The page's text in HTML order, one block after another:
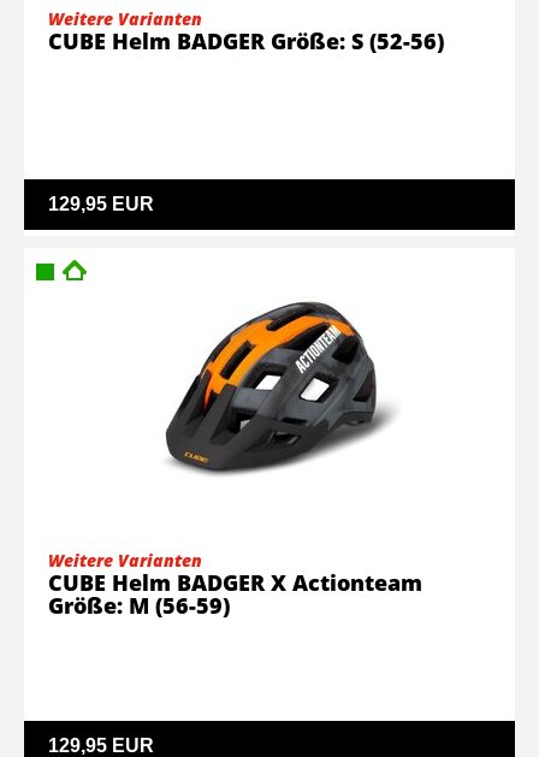
129,95 EUR
Weitere Varianten
CUBE Helm BADGER Größe: S (52-56)
129,95 EUR
Weitere Varianten
CUBE Helm BADGER X Actionteam
Größe: M (56-59)